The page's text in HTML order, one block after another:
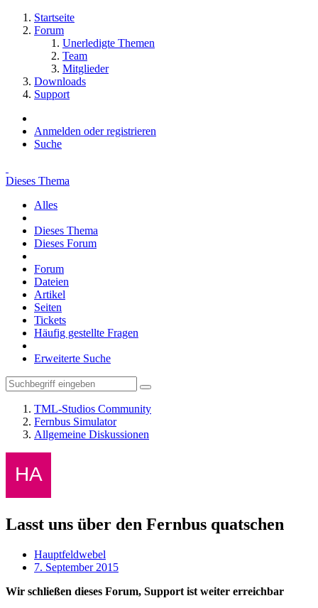
Startseite
Forum
Unerledigte Themen
Team
Mitglieder
Downloads
Support
Anmelden oder registrieren
Suche
Dieses Thema
Alles
Dieses Thema
Dieses Forum
Forum
Dateien
Artikel
Seiten
Tickets
Häufig gestellte Fragen
Erweiterte Suche
TML-Studios Community
Fernbus Simulator
Allgemeine Diskussionen
Lasst uns über den Fernbus quatschen
Hauptfeldwebel
7. September 2015
Wir schließen dieses Forum, Support ist weiter erreichbar